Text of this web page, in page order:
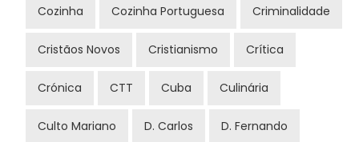
Cozinha Cozinha Portuguesa Criminalidade
Cristãos Novos Cristianismo Crítica
Crónica CTT Cuba Culinária
Culto Mariano D. Carlos D. Fernando